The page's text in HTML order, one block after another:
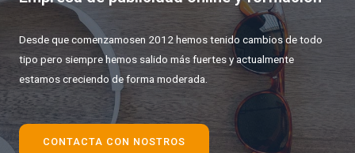
Desde que comenzamosen 2012 hemos tenido cambios de todo
tipo pero siempre hemos salido más fuertes y actualmente
estamos creciendo de forma moderada.
CONTACTA CON NOSTROS